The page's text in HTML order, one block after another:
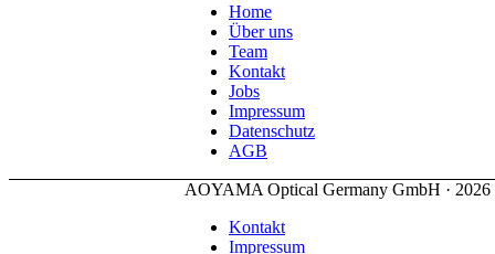
593
601
611
Home
Über uns
Team
Kontakt
Jobs
Impressum
Datenschutz
AGB
AOYAMA Optical Germany GmbH · 2026
Kontakt
Impressum